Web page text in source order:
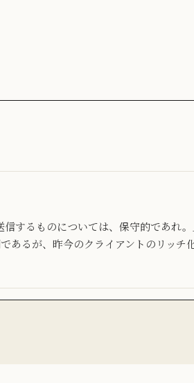
信するものについては、保守的であれ
あるが、昨今のクライアントのリッチ